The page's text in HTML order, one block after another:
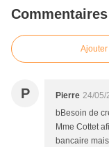
Commentaires
P Pierre 24/05/
bBesoin de
Mme Cottet
bancaire